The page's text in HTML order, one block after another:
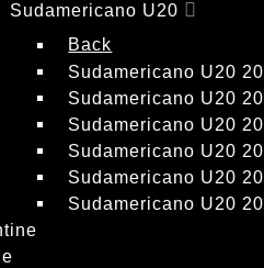
Sudamericano U20
Back
Sudamericano U20
Sudamericano U20
Sudamericano U20
Sudamericano U20
Sudamericano U20
Sudamericano U20